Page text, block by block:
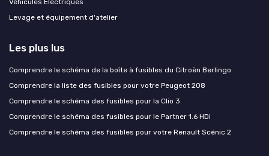
Véhicules Électriques
Levage et équipement d'atelier
Les plus lus
Comprendre le schéma de la boîte à fusibles du Citroën Berlingo
Comprendre la liste des fusibles pour votre Peugeot 208
Comprendre le schéma des fusibles pour la Clio 3
Comprendre le schéma des fusibles pour le Partner 1.6 HDi
Comprendre le schéma des fusibles pour votre Renault Scénic 2